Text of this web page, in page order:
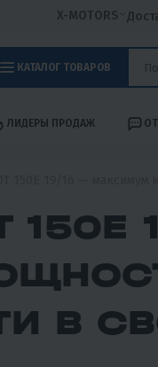
X-MOTORS
КАТАЛОГ ТОВАРОВ
ЛИДЕРЫ ПРОДАЖ
В